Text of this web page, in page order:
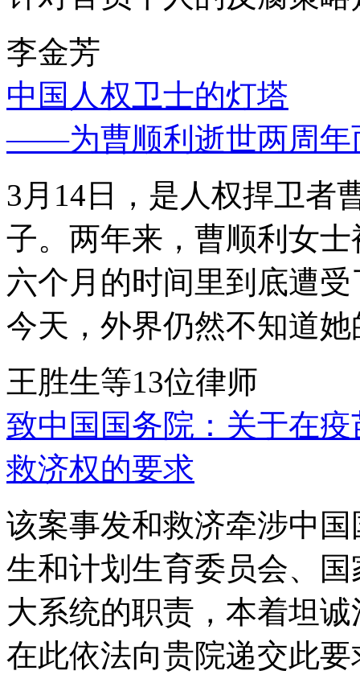
李金芳
中国人权卫士的灯塔
——为曹顺利逝世两周年
3月14日，是人权捍卫者
子。两年来，曹顺利女
六个月的时间里到底遭
今天，外界仍然不知道
王胜生等13位律师
致中国国务院：关于在
救济权的要求
该案事发和救济牵涉中
生和计划生育委员会、
大系统的职责，本着坦
在此依法向贵院递交此要